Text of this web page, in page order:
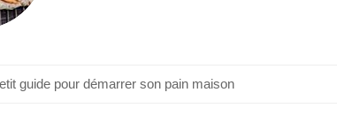
guide pour démarrer son pain maison